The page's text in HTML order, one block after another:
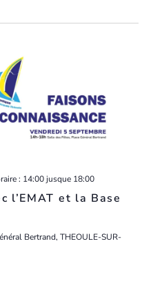
l’EMAT et la Base
: 14:00jusque 18:00
Bertrand, THEOULE-SUR-